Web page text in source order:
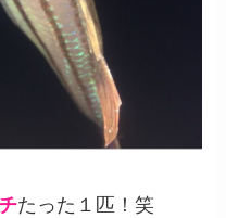
たった１匹！笑